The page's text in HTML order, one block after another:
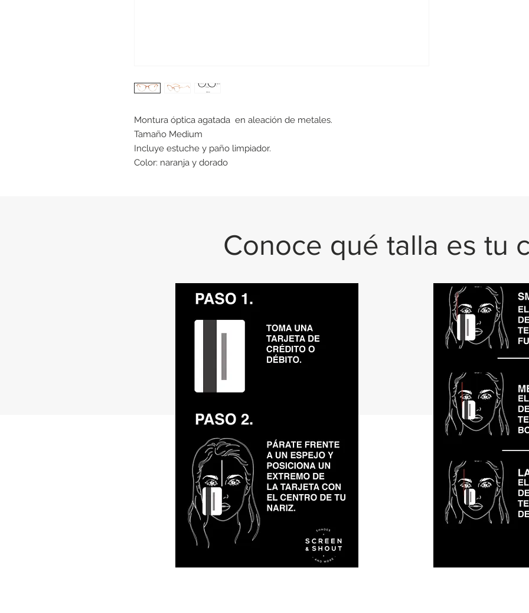
Montura óptica agatada en aleación de metales.
Tamaño Medium
Incluye estuche y paño limpiador.
Color: naranja y dorado
Conoce qué talla es tu